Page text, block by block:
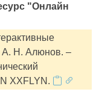
"Онлайн
А. Н. Алюнов. –
XXFLYN.